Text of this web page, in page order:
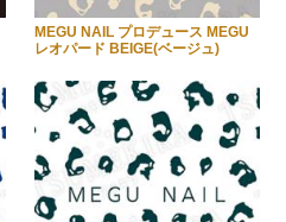
MEGU NAIL プロデュース MEGU
レオパード BEIGE(ベージュ)